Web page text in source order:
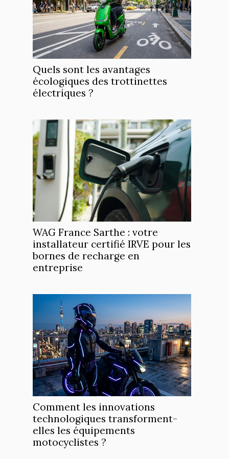
Quels sont les avantages
écologiques des trottinettes
électriques ?
WAG France Sarthe : votre
installateur certifié IRVE pour les
bornes de recharge en
entreprise
Comment les innovations
technologiques transforment-
elles les équipements
motocyclistes ?